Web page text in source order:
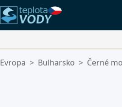
Vaše Oblíbené Lokality:
Evropa > Bulharsko > Černé